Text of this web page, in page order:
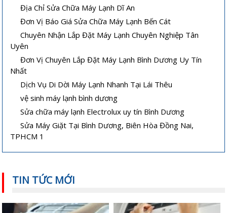
Địa Chỉ Sửa Chữa Máy Lạnh Dĩ An
Đơn Vị Báo Giá Sửa Chữa Máy Lạnh Bến Cát
Chuyên Nhận Lắp Đặt Máy Lạnh Chuyên Nghiệp Tân
Uyên
Đơn Vị Chuyên Lắp Đặt Máy Lạnh Bình Dương Uy Tín
Nhất
Dịch Vụ Di Dời Máy Lạnh Nhanh Tại Lái Thêu
vệ sinh máy lạnh bình dương
Sửa chữa máy lạnh Electrolux uy tín Bình Dương
Sửa Máy Giặt Tại Bình Dương, Biên Hòa Đồng Nai,
TPHCM 1
TIN TỨC MỚI
Cách sửa máy lạnh âm trần không
lạnh hoặc lạnh yếu
Vệ sinh máy lạnh âm trần tại nhà
Hướng dẫn sử dụng và bảo quản